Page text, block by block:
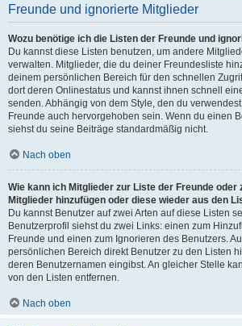
Freunde und ignorierte Mitglieder
Wozu benötige ich die Listen der Freunde und
Du kannst diese Listen benutzen, um andere
verwalten. Mitglieder, die du deiner Freundesliste
deinem persönlichen Bereich für den schnellen
dort deren Onlinestatus und kannst ihnen schnell
senden. Abhängig von dem Style, den du
Freunde auch hervorgehoben sein. Wenn du einen
siehst du seine Beiträge standardmäßig nicht.
Nach oben
Wie kann ich Mitglieder zur Liste der Freunde
Mitglieder hinzufügen oder diese wieder aus den
Du kannst Benutzer auf zwei Arten auf diese Listen
Benutzerprofil siehst du zwei Links: einen zum
Freunde und einen zum Ignorieren des Benutzers.
persönlichen Bereich direkt Benutzer zu den Listen
deren Benutzernamen eingibst. An gleicher Stelle
von den Listen entfernen.
Nach oben